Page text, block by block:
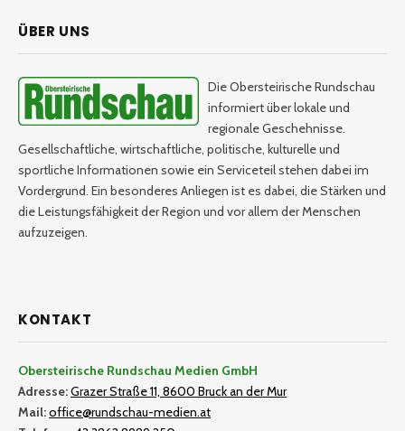
ÜBER UNS
Die Obersteirische Rundschau
informiert über lokale und
regionale Geschehnisse.
Gesellschaftliche, wirtschaftliche, politische, kulturelle und
sportliche Informationen sowie ein Serviceteil stehen dabei im
Vordergrund. Ein besonderes Anliegen ist es dabei, die Stärken und
die Leistungsfähigkeit der Region und vor allem der Menschen
aufzuzeigen.
KONTAKT
Obersteirische Rundschau Medien GmbH
Adresse:Grazer Straße 11, 8600 Bruck an der Mur
Mail:office@rundschau-medien.at